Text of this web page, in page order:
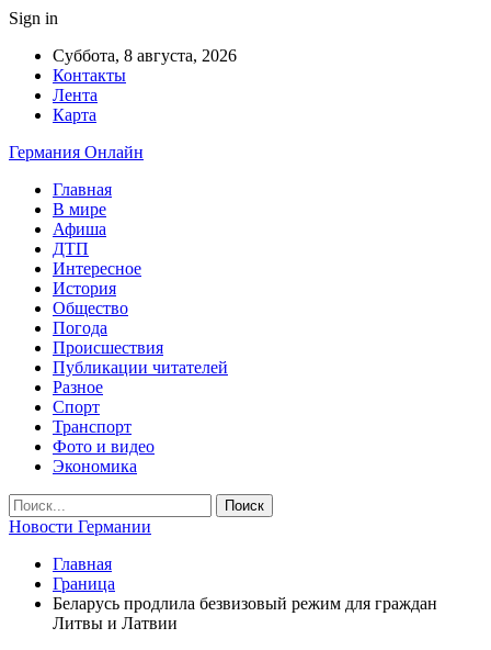
Sign in
Суббота, 8 августа, 2026
Контакты
Лента
Карта
Германия Онлайн
Главная
В мире
Афиша
ДТП
Интересное
История
Общество
Погода
Происшествия
Публикации читателей
Разное
Спорт
Транспорт
Фото и видео
Экономика
Новости Германии
Главная
Граница
Беларусь продлила безвизовый режим для граждан
Литвы и Латвии